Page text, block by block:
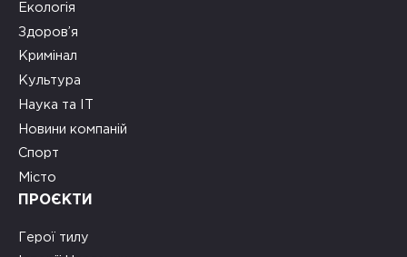
Екологія
Здоров’я
Кримінал
Культура
Наука та ІТ
Новини компаній
Спорт
Місто
ПРОЄКТИ
Герої тилу